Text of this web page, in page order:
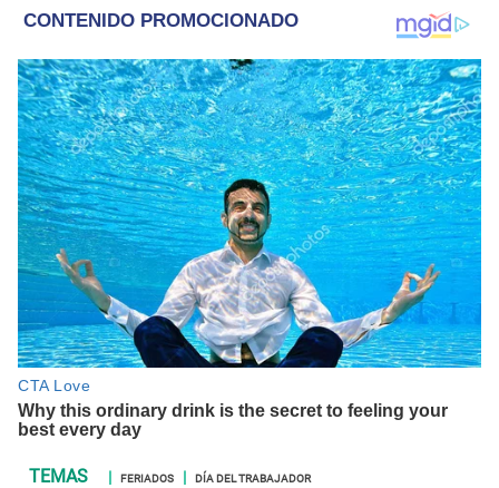
policiales.
FERIADOS DÍA DEL TRABAJADOR